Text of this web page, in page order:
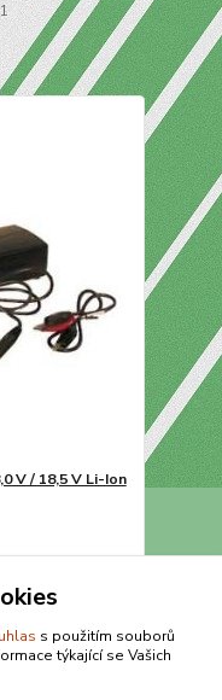
V / 18,5 V Li-Ion
s použitím souborů
týkající se Vašich